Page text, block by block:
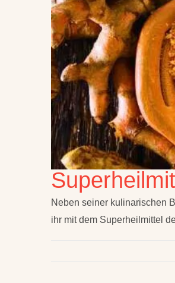
Neben seiner kulinarischen
ihr mit dem Superheilmittel